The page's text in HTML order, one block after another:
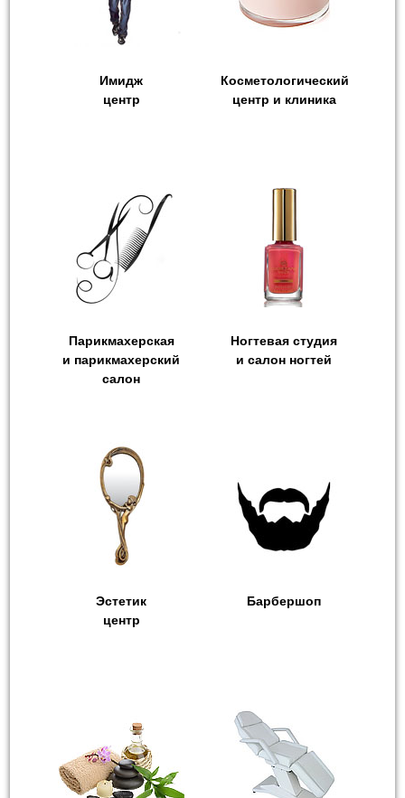
Имидж
центр
Косметологический
центр и клиника
Парикмахерская
и парикмахерский
салон
Ногтевая студия
и салон ногтей
Эстетик
центр
Барбершоп